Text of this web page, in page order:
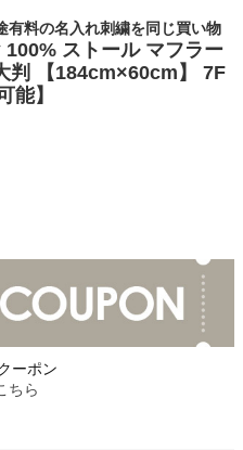
料の名入れ刺繍を同じ買い物
100% ストール マフラー
判 【184cm×60cm】 7F
能】
ーポン
ちら